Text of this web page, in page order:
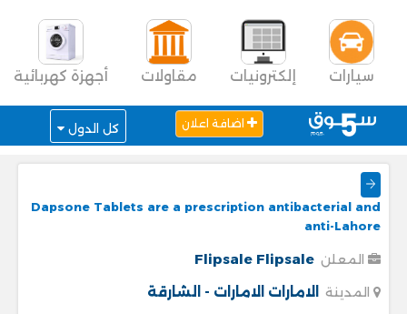
سيارات إلكترونيات مقاولات أجهزة كهربائية
اضافة اعلان كل الدول
Dapsone Tablets are a prescription antibacterial and
anti-Lahore
المعلن Flipsale Flipsale
المدينة الامارات الامارات - الشارقة